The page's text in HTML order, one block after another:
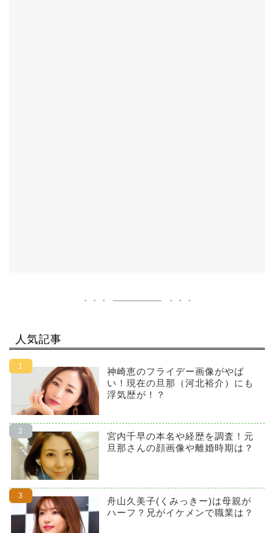
人気記事
神崎恵のフライデー画像がやば
い！現在の旦那（河北裕介）にも
浮気歴が！？
宮内千早の本名や経歴を調査！元
旦那さんの顔画像や離婚時期は？
舟山久美子(くみっきー)は母親が
ハーフ？兄がイケメンで職業は？